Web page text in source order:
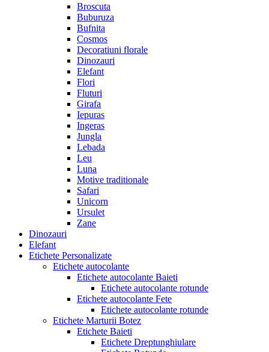
Broscuta
Buburuza
Bufnita
Cosmos
Decoratiuni florale
Dinozauri
Elefant
Flori
Fluturi
Girafa
Iepuras
Ingeras
Jungla
Lebada
Leu
Luna
Motive traditionale
Safari
Unicorn
Ursulet
Zane
Dinozauri
Elefant
Etichete Personalizate
Etichete autocolante
Etichete autocolante Baieti
Etichete autocolante rotunde
Etichete autocolante Fete
Etichete autocolante rotunde
Etichete Marturii Botez
Etichete Baieti
Etichete Dreptunghiulare